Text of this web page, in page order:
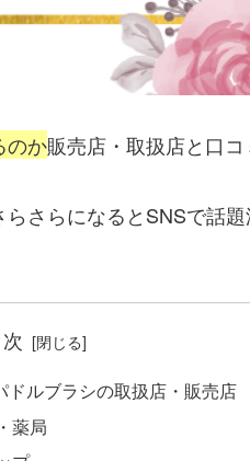
のか販売店・取扱店と口コ
さらになるとSNSで話
ドルブラシの取扱店・販売店
薬局